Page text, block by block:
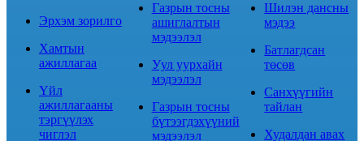
Эрхэм зорилго
Хамтын
ажиллагаа
Үйл
ажиллагааны
тэргүүлэх
чиглэл
Газрын тосны
ашиглалтын
мэдээлэл
Уул уурхайн
мэдээлэл
Газрын тосны
бүтээгдэхүүний
мэдээлэл
Шилэн дансны
мэдээ
Батлагдсан
төсөв
Санхүүгийн
тайлан
Худалдан авах